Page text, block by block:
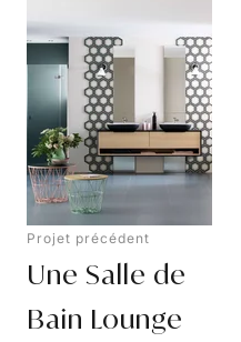
Projet précédent
Une Salle de
Bain Lounge